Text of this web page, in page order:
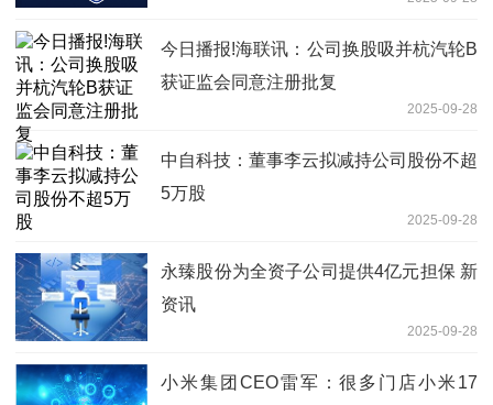
今日播报!海联讯：公司换股吸并杭汽轮B
获证监会同意注册批复
2025-09-28
中自科技：董事李云拟减持公司股份不超
5万股
2025-09-28
永臻股份为全资子公司提供4亿元担保 新
资讯
2025-09-28
小米集团CEO雷军：很多门店小米17